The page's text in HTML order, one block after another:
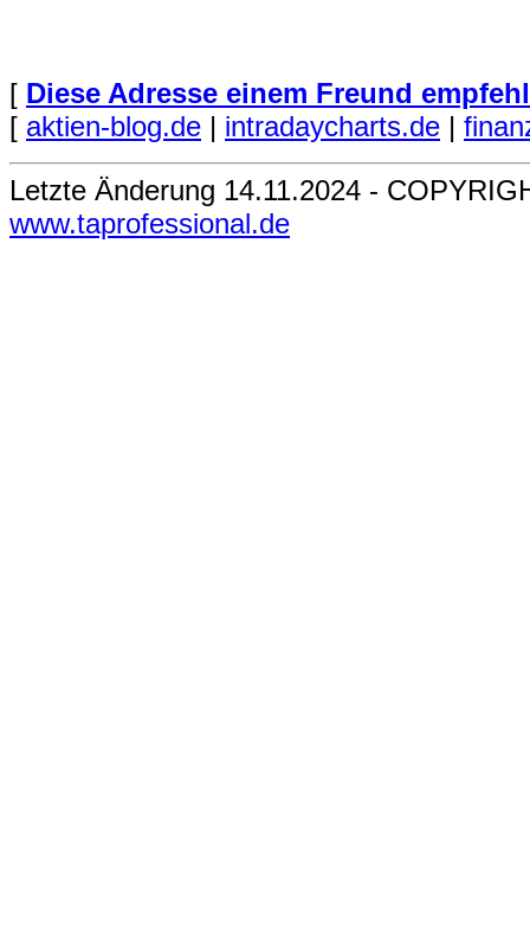
[ Diese Adresse einem Freund
[ aktien-blog.de | intradaycharts.de |
Letzte Änderung 14.11.2024 -
www.taprofessional.de